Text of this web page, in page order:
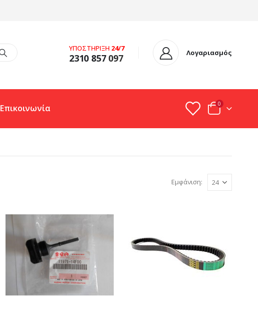
ΥΠΟΣΤΗΡΙΞΗ 24/7
2310 857097 Λογαριασμός
Επικοινωνία 0
Εμφάνιση: